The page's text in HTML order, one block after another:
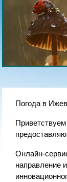
Погода в
Онлайн-
направление